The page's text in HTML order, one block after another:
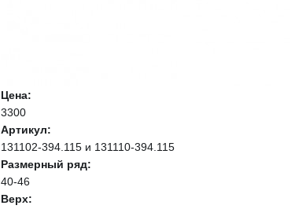
Цена:
3300
Артикул:
131102-394.115 и 131110-394.115
Размерный ряд:
40-46
Верх: